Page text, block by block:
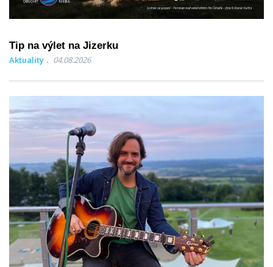
Tip na výlet na Jizerku
Aktuality 04.08.2026